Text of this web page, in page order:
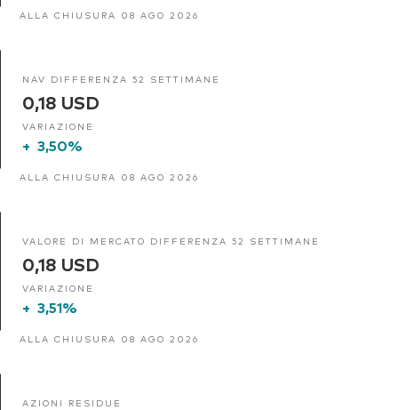
ALLA CHIUSURA 08 AGO 2026
NAV DIFFERENZA 52 SETTIMANE
0,18 USD
VARIAZIONE
+ 3,50%
ALLA CHIUSURA 08 AGO 2026
VALORE DI MERCATO DIFFERENZA 52 SETTIMANE
0,18 USD
VARIAZIONE
+ 3,51%
ALLA CHIUSURA 08 AGO 2026
AZIONI RESIDUE